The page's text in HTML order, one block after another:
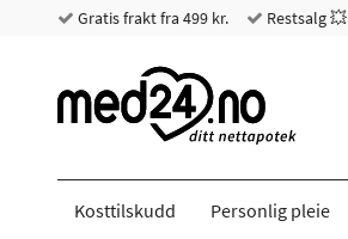
Gratis frakt fra 499 kr. Restsalg 💥
Kosttilskudd Personlig pleie